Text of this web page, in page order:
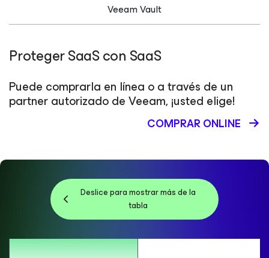
Veeam Vault
Proteger SaaS con SaaS
Puede comprarla en línea o a través de un
partner autorizado de Veeam, ¡usted elige!
COMPRAR ONLINE
Deslice para mostrar más de la
tabla